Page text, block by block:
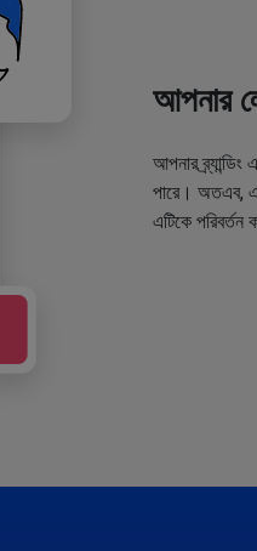
আপনার
আপনার
পারে। অতএব,
এটিকে